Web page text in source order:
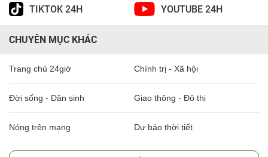
TIKTOK 24H YOUTUBE 24H
CHUYÊN MỤC KHÁC
Trang chủ 24giờ Chính trị - Xã hội
Đời sống - Dân sinh Giao thông - Đô thị
Nóng trên mạng Dự báo thời tiết